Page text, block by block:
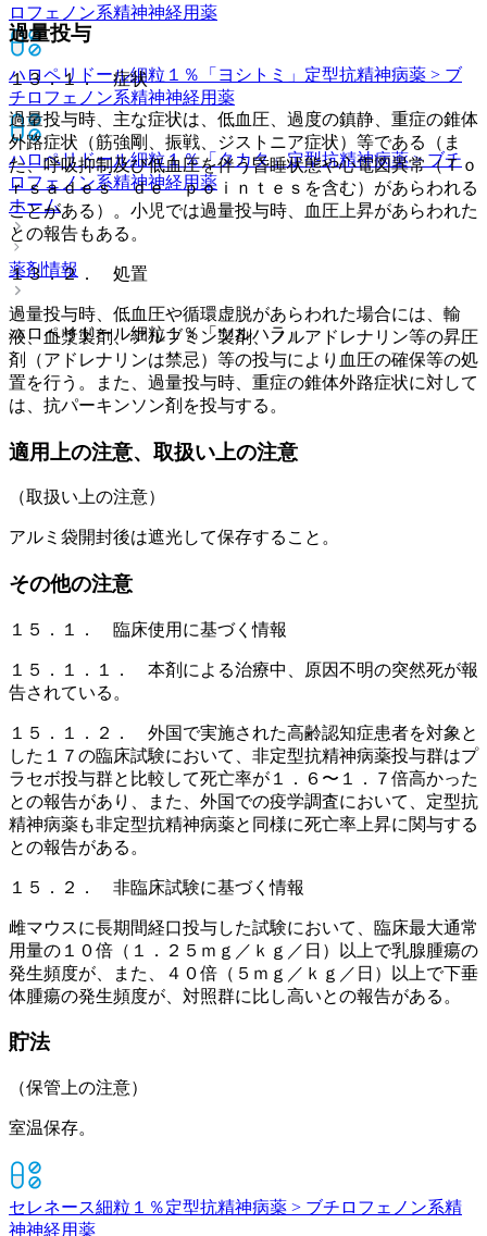
ロフェノン系精神神経用薬
ハロペリドール細粒１％「ヨシトミ」 定型抗精神病薬 > ブ
チロフェノン系精神神経用薬
ハロペリドール細粒１％「タカタ」定型抗精神病薬 > ブチ
ロフェノン系精神神経用薬
ホーム
薬剤情報
ハロペリドール細粒１％「ツルハラ」
過量投与
１３．１． 症状
過量投与時、主な症状は、低血圧、過度の鎮静、重症の錐体
外路症状（筋強剛、振戦、ジストニア症状）等である（ま
た、呼吸抑制及び低血圧を伴う昏睡状態や心電図異常（Ｔｏ
ｒｓａｄｅｓ ｄｅ ｐｏｉｎｔｅｓを含む）があらわれる
ことがある）。小児では過量投与時、血圧上昇があらわれた
との報告もある。
１３．２． 処置
過量投与時、低血圧や循環虚脱があらわれた場合には、輸
液、血漿製剤、アルブミン製剤、ノルアドレナリン等の昇圧
剤（アドレナリンは禁忌）等の投与により血圧の確保等の処
置を行う。また、過量投与時、重症の錐体外路症状に対して
は、抗パーキンソン剤を投与する。
適用上の注意、取扱い上の注意
（取扱い上の注意）
アルミ袋開封後は遮光して保存すること。
その他の注意
１５．１． 臨床使用に基づく情報
１５．１．１． 本剤による治療中、原因不明の突然死が報
告されている。
１５．１．２． 外国で実施された高齢認知症患者を対象と
した１７の臨床試験において、非定型抗精神病薬投与群はプ
ラセボ投与群と比較して死亡率が１．６〜１．７倍高かった
との報告があり、また、外国での疫学調査において、定型抗
精神病薬も非定型抗精神病薬と同様に死亡率上昇に関与する
との報告がある。
１５．２． 非臨床試験に基づく情報
雌マウスに長期間経口投与した試験において、臨床最大通常
用量の１０倍（１．２５ｍｇ／ｋｇ／日）以上で乳腺腫瘍の
発生頻度が、また、４０倍（５ｍｇ／ｋｇ／日）以上で下垂
体腫瘍の発生頻度が、対照群に比し高いとの報告がある。
貯法
（保管上の注意）
室温保存。
セレネース細粒１％定型抗精神病薬 > ブチロフェノン系精
神神経用薬